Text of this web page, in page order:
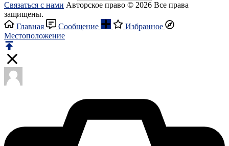
Связаться с нами Авторское право © 2026 Все права
защищены.
Главная
Сообщение
Избранное
Местоположение